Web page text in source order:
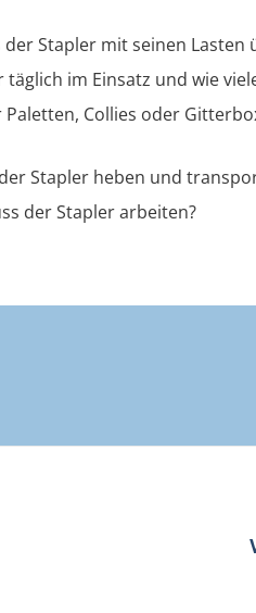
Stapler mit seinen Lasten
im Einsatz und wie
Collies oder
Stapler heben und
der Stapler arbeiten?